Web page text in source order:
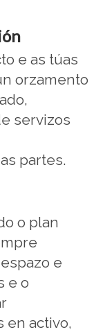
e as túas
orzamento
servizos
partes.
o plan
e
e o
en activo,